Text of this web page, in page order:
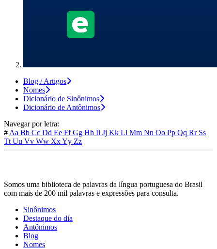
Blog / Artigos
Nomes
Dicionário de Sinônimos
Dicionário de Antônimos
Navegar por letra:
# Aa Bb Cc Dd Ee FfGg Hh Ii Jj Kk Ll Mm Nn Oo Pp Qq Rr Ss
Tt Uu Vv Ww XxYy Zz
Somos uma biblioteca de palavras da língua portuguesa do Brasil
com mais de 200 mil palavras e expressões para consulta.
Sinônimos
Destaque do dia
Antônimos
Blog
Nomes